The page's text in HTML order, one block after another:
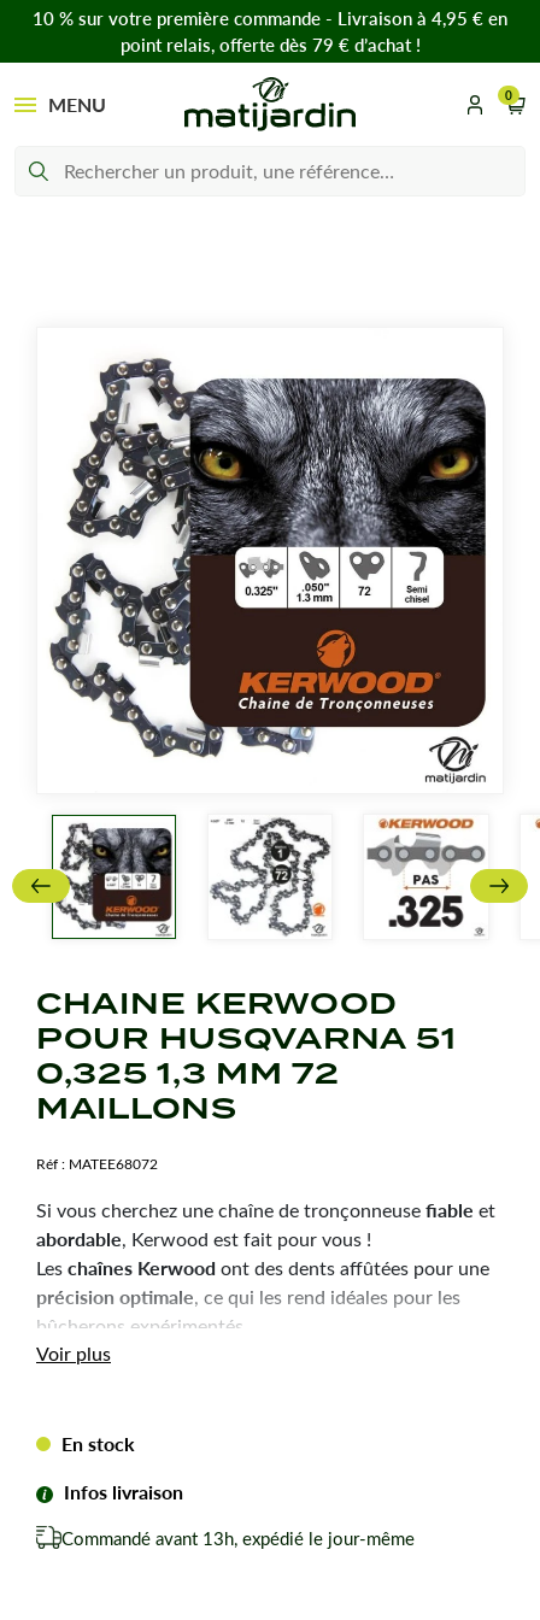
10 % sur votre première commande - Livraison à 4,95 € en
point relais, offerte dès 79 € d’achat !
MENU 0
CHAINE KERWOOD
POUR HUSQVARNA 51
0,325 1,3 MM 72
MAILLONS
Réf : MATEE68072
Si vous cherchez une chaîne de tronçonneusefiable et
abordable, Kerwood est fait pour vous !
Leschaînes Kerwoodont des dents affûtées pour une
précision optimale, ce qui les rend idéales pour les
bûcherons expérimentés.
Durabilité
Chaîne tronçonneuse Kerwood pour amateurs avertis
du bûcheronnage.
Pour HUSQVARNA 51.
Voir plus
En stock
Infos livraison
Commandé avant 13h, expédié le jour-même